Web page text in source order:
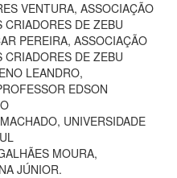
VENTURA, ASSOCIAÇÃO
CRIADORES DE ZEBU
PEREIRA, ASSOCIAÇÃO
CRIADORES DE ZEBU
LEANDRO,
EDSON
UNIVERSIDADE
MOURA,
JÚNIOR.